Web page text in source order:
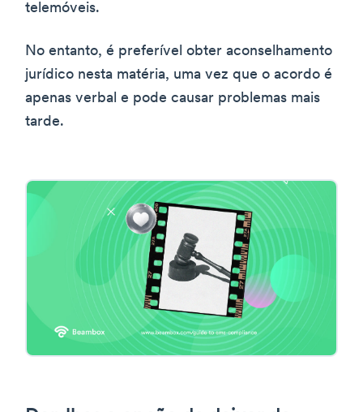
telemóveis.
No entanto, é preferível obter aconselhamento
jurídico nesta matéria, uma vez que o acordo é
apenas verbal e pode causar problemas mais
tarde.